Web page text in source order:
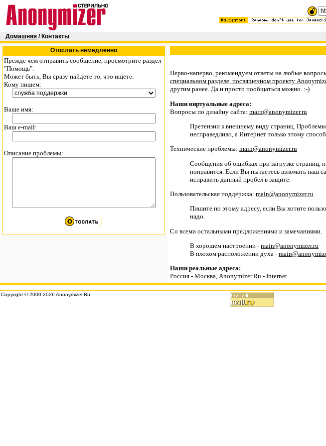
Домашняя / Контакты
Отослать немедленно
Прежде чем отправить сообщение, просмотрите раздел
"Помощь".
Может быть, Вы сразу найдете то, что ищете.
Кому пишем:
Ваше имя:
Ваш e-mail:
Описание проблемы:
Перво-наперво, рекомендуем ответы на любые
специальном разделе, посвященном проекту
другим ранее. Да и просто пообщаться можно. :-)
Наши виртуальные адреса:
Вопросы по дизайну сайта: main@anonymizer.ru
Претензии к внешнему виду страниц.
несправедливо, а Интернет только этому
Технические проблемы: main@anonymizer.ru
Сообщения об ошибках при загрузке
понравится. Если Вы пытаетесь взломать наш
исправить данный пробел в защите.
Пользовательская поддержка: main@anonymizer.ru
Пишите по этому адресу, если Вы хотите
надо.
Со всеми остальными предложениями и замечаниями.
В хорошем настроении - main@anonymizer.ru
В плохом расположении духа -
Наши реальные адреса:
Россия - Москва, Anonymizer.Ru - Internet
Copyright © 2000-2026 Anonymizer.Ru